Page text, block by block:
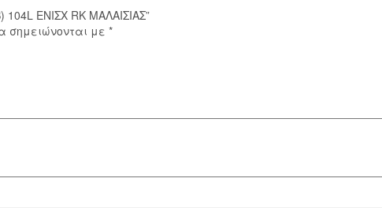
ΕΝΙΣΧ RK ΜΑΛΑΙΣΙΑΣ”
σημειώνονται με *